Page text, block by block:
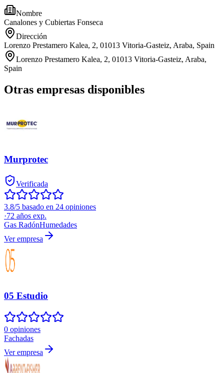
Nombre
Canalones y Cubiertas Fonseca
Dirección
Lorenzo Prestamero Kalea, 2, 01013 Vitoria-Gasteiz, Araba, Spain
Lorenzo Prestamero Kalea, 2, 01013 Vitoria-Gasteiz, Araba,
Spain
Otras empresas disponibles
Murprotec
Verificada
3.8/5 basado en 24 opiniones
·72 años exp.
Gas RadónHumedades
Ver empresa
05 Estudio
0 opiniones
Fachadas
Ver empresa